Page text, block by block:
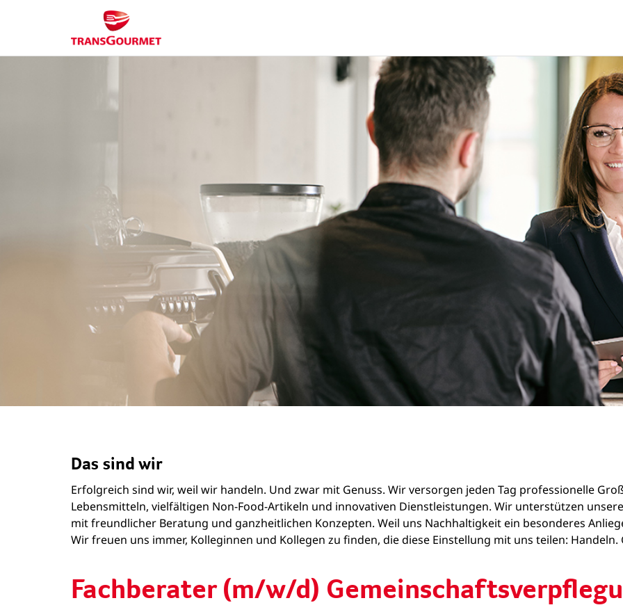
Fachberater (m/w/d)
Das sind wir
Erfolgreich sind wir, weil wir handeln. Und zwar mit Genuss. Wir versorgen jeden Tag professionelle
Lebensmitteln, vielfältigen Non-Food-Artikeln und innovativen Dienstleistungen. Wir unterstützen
mit freundlicher Beratung und ganzheitlichen Konzepten. Weil uns Nachhaltigkeit ein besonderes
Wir freuen uns immer, Kolleginnen und Kollegen zu finden, die diese Einstellung mit uns teilen: Handeln.